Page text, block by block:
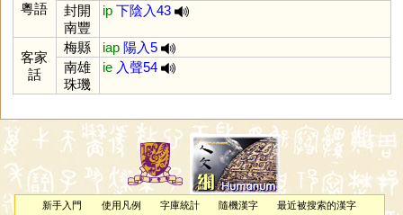
粵語
封開
南豐
ip 下陰入43
客家
話
梅縣 iap 陽入5
南雄
珠璣
ie 入聲54
新手入門 使用凡例 字庫統計 隨機漢字 最近被搜索的漢字